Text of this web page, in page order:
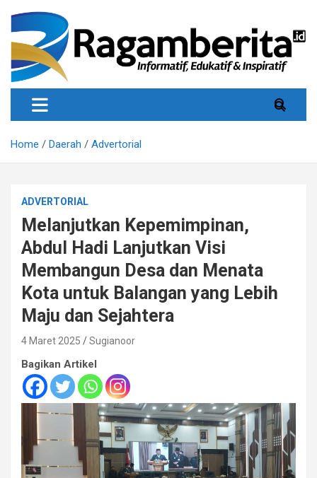
content
Ragamberita
Informatif, Edukatif & Inpiratif
Home Daerah Advertorial
ADVERTORIAL
Melanjutkan Kepemimpinan,
Abdul Hadi Lanjutkan Visi
Membangun Desa dan Menata
Kota untuk Balangan yang Lebih
Maju dan Sejahtera
4 Maret 2025 Sugianoor
Bagikan Artikel